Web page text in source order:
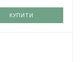
КУПИТИ